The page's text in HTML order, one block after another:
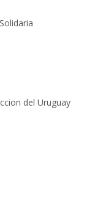
del Uruguay